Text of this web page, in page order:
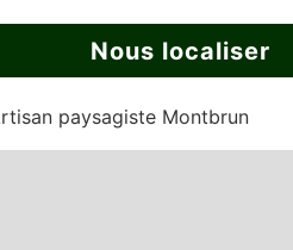
Nous localiser
paysagiste Montbrun